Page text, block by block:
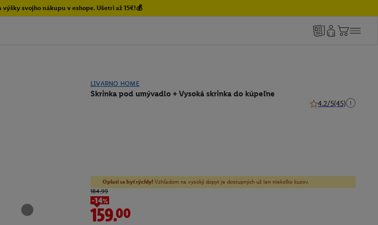
svojho nákupu v eshope. Ušetri až 15€!💰
LIVARNO HOME
Skrinka pod umývadlo + Vysoká skrinka do kúpeľne
4.2/5(45)
Oplatí sa byť rýchly!Vzhľadom na vysoký dopyt je dostupných už len niekoľko kusov.
184.99
-14%
159.00